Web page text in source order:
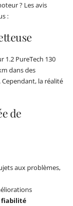
? Les avis
:
1.2 PureTech 130
dans des
la réalité
de
aux problèmes,
fiabilité